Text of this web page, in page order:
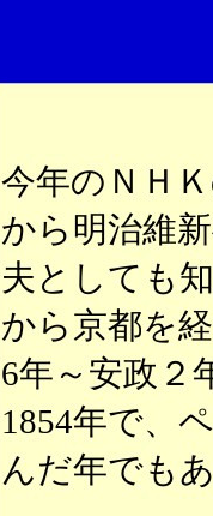
今年のＮＨ
から明治維
夫としても
から京都を
6年～安政２
1854年で、
んだ年でもあ